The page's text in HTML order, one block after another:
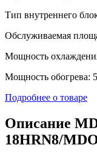
Тип внутреннего
Обслуживаемая
Мощность
Мощность обогрева:
Подробнее о товаре
Описание
18HRN8/